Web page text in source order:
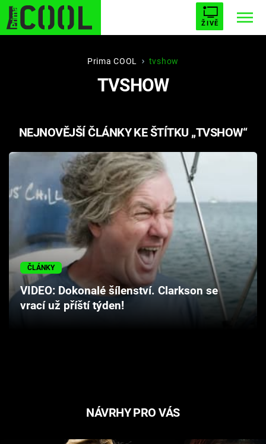
ŽIVĚ
STARHOUSE BUFFY, PŘEMOŽITELKA UPÍRŮ
PLNEJ KOTEL AVENGERS 5
Témata
Filmy
Hry
Cool Esport
Pořady
Prima COOL tvshow
TVSHOW
NEJNOVĚJŠÍ ČLÁNKY KE ŠTÍTKU „TVSHOW“
ČLÁNKY
VIDEO: Dokonalé šílenství. Clarkson se
vrací už příští týden!
NÁVRHY PRO VÁS